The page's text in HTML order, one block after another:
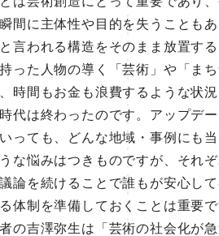
間に主体性や目的を失うことも
言われる構造をそのまま放置す
った人物の導く「芸術」や「ま
時間もお金も浪費するような状
代は終わったのです。アップデ
ても、どんな地域・事例にも
な悩みはつきものですが、それ
論を続けることで誰もが安心し
体制を準備しておくことは重要で
吉澤弥生は「芸術の社会化が